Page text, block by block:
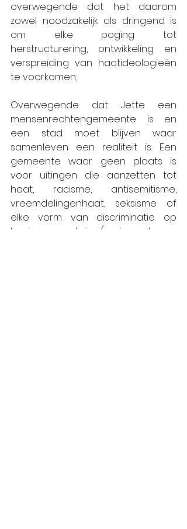
overwegende dat het daarom
zowel noodzakelijk als dringend is
om elke poging tot
herstructurering, ontwikkeling en
verspreiding van haatideologieën
te voorkomen;
Overwegende dat Jette een
mensenrechtengemeente is en
een stad moet blijven waar
samenleven een realiteit is. Een
gemeente waar geen plaats is
voor uitingen die aanzetten tot
haat, racisme, antisemitisme,
vreemdelingenhaat, seksisme of
elke vorm van discriminatie op
basis van religie (racisme tegen